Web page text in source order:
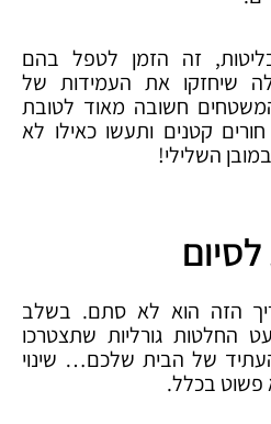
זה הזמן לטפל בהם
שיחזקו את העמידות של
חשובה מאוד לטובת
קטנים ותעשו כאילו לא
השלילי!
הזה הוא לא סתם. בשלב
החלטות גורליות שתצטרכו
של הבית שלכם… שינוי
פשוט בכלל.